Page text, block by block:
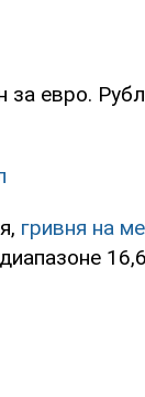
за евро.
гривня на